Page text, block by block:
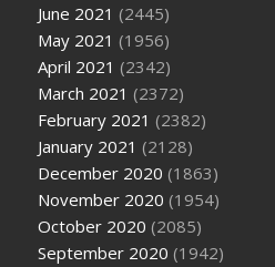
June 2021 (2445)
May 2021 (1956)
April 2021 (2342)
March 2021 (2372)
February 2021 (2382)
January 2021 (2128)
December 2020 (1863)
November 2020 (1954)
October 2020 (2085)
September 2020 (1942)